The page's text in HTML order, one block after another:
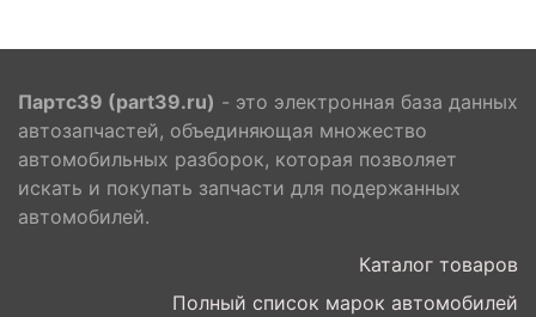
Партс39 (part39.ru) - это электронная база данных
автозапчастей, объединяющая множество
автомобильных разборок, которая позволяет
искать и покупать запчасти для подержанных
автомобилей.
Каталог товаров
Полный список марок автомобилей